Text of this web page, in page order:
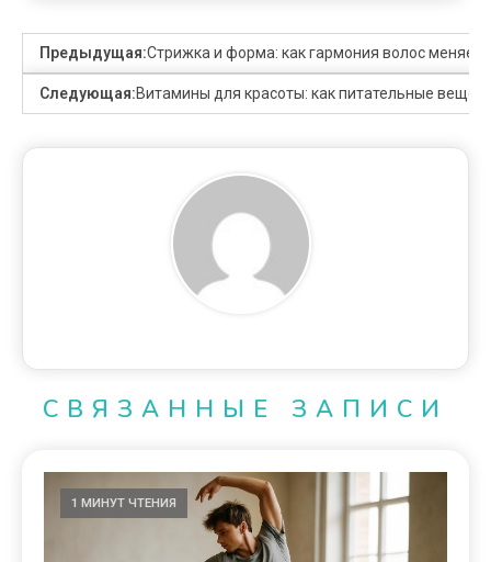
Предыдущая:Стрижка и форма: как гармония волос меняет
Следующая:Витамины для красоты: как питательные
СВЯЗАННЫЕ ЗАПИСИ
1 МИНУТ ЧТЕНИЯ